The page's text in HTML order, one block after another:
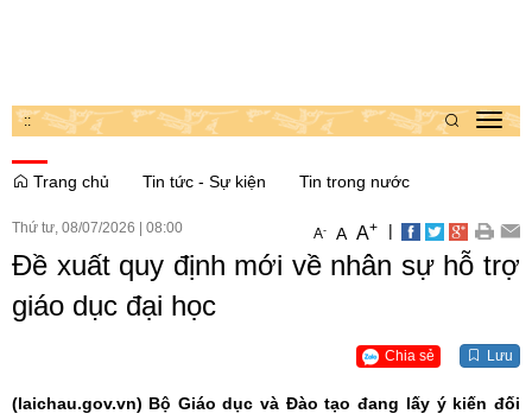
::
Trang chủ
Tin tức - Sự kiện Tin trong nước
Thứ tư, 08/07/2026 08:00 A- A A+ |
Đề xuất quy định mới về nhân sự hỗ trợ
giáo dục đại học
Chia sẻ Lưu
(laichau.gov.vn) Bộ Giáo dục và Đào tạo đang lấy ý kiến đối